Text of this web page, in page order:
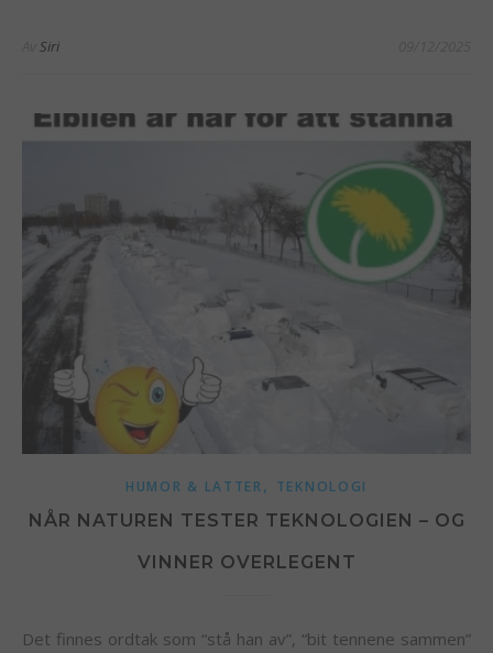
Siri
HUMOR & LATTER, TEKNOLOGI
NÅR NATUREN TESTER TEKNOLOGIEN – OG
VINNER OVERLEGENT
Det finnes ordtak som “stå han av”, “bit tennene sammen”